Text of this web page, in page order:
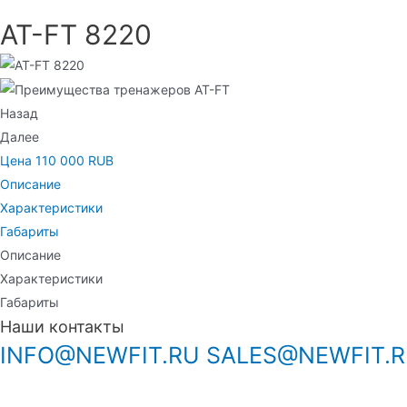
AT-FT 8220
Назад
Далее
Цена 110 000 RUB
Описание
Характеристики
Габариты
Описание
Характеристики
Габариты
Наши контакты
INFO@NEWFIT.RU